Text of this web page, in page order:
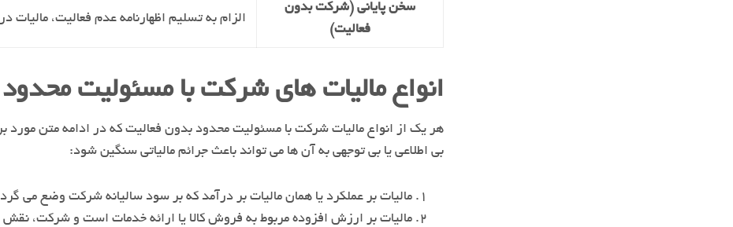
سخن پایانی (شرکت بدون
فعالیت)
الزام به تسلیم اظهارنامه عدم فعالیت،
انواع مالیات های شرکت با مسئولیت محدود
هر یک از انواع مالیات شرکت با مسئولیت محدود بدون فعالیت که در ادامه متن مورد
بی اطلاعی یا بی توجهی به آن ها می تواند باعث جرائم مالیاتی سنگین شود:
مالیات بر عملکرد یا همان مالیات بر درآمد که بر سود سالیانه شرکت وضع می
مالیات بر ارزش افزوده مربوط به فروش کالا یا ارائه خدمات است و شرکت،